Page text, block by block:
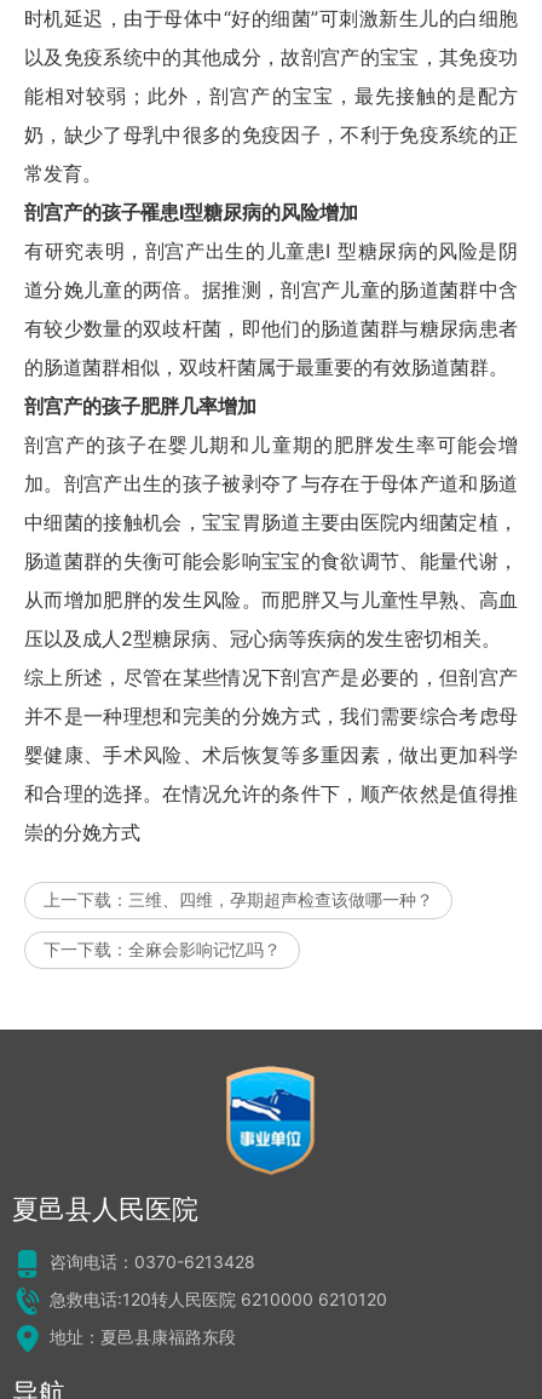
时机延迟，由于母体中“好的细菌”可刺激新生儿的白细胞
以及免疫系统中的其他成分，故剖宫产的宝宝，其免疫功
能相对较弱；此外，剖宫产的宝宝，最先接触的是配方
奶，缺少了母乳中很多的免疫因子，不利于免疫系统的正
常发育。
剖宫产的孩子罹患I型糖尿病的风险增加
有研究表明，剖宫产出生的儿童患I 型糖尿病的风险是阴
道分娩儿童的两倍。据推测，剖宫产儿童的肠道菌群中含
有较少数量的双歧杆菌，即他们的肠道菌群与糖尿病患者
的肠道菌群相似，双歧杆菌属于最重要的有效肠道菌群。
剖宫产的孩子肥胖几率增加
剖宫产的孩子在婴儿期和儿童期的肥胖发生率可能会增
加。剖宫产出生的孩子被剥夺了与存在于母体产道和肠道
中细菌的接触机会，宝宝胃肠道主要由医院内细菌定植，
肠道菌群的失衡可能会影响宝宝的食欲调节、能量代谢，
从而增加肥胖的发生风险。而肥胖又与儿童性早熟、高血
压以及成人2型糖尿病、冠心病等疾病的发生密切相关。
综上所述，尽管在某些情况下剖宫产是必要的，但剖宫产
并不是一种理想和完美的分娩方式，我们需要综合考虑母
婴健康、手术风险、术后恢复等多重因素，做出更加科学
和合理的选择。在情况允许的条件下，顺产依然是值得推
崇的分娩方式
上一下载： 三维、四维，孕期超声检查该做哪一种？
下一下载： 全麻会影响记忆吗？
夏邑县人民医院
咨询电话：0370-6213428
急救电话:120转人民医院 6210000 6210120
地址：夏邑县康福路东段